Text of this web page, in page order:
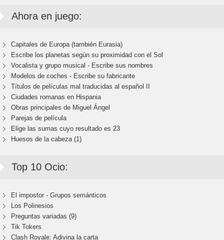
Ahora en juego:
Capitales de Europa (también Eurasia)
Escribe los planetas según su proximidad con el Sol
Vocalista y grupo musical - Escribe sus nombres
Modelos de coches - Escribe su fabricante
Títulos de películas mal traducidas al español II
Ciudades romanas en Hispania
Obras principales de Miguel Ángel
Parejas de película
Elige las sumas cuyo resultado es 23
Huesos de la cabeza (1)
Top 10 Ocio:
El impostor - Grupos semánticos
Los Polinesios
Preguntas variadas (9)
Tik Tokers
Clash Royale: Adivina la carta